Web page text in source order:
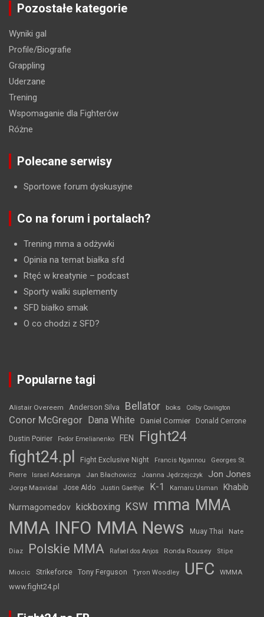
Pozostałe kategorie
Wyniki gal
Profile/Biografie
Grappling
Uderzane
Trening
Wspomaganie dla Fighterów
Różne
Polecane serwisy
Sportowe forum dyskusyjne
Co na forum i portalach?
Trening mma a odżywki
Opinia na temat białka sfd
Rtęć w kreatynie – podcast
Sporty walki suplementy
SFD białko smak
O co chodzi z SFD?
Popularne tagi
Alistair Overeem Anderson Silva Bellator boks Colby Covington
Conor McGregor Dana White Daniel Cormier Donald Cerrone
Dustin Poirier Fedor Emelianenko FEN Fight24
fight24.pl Fight Exclusive Night Francis Ngannou
Georges St.
Pierre
Israel Adesanya Jan Błachowicz Joanna Jędrzejczyk Jon Jones
Jorge Masvidal Jose Aldo Justin Gaethje K-1 Kamaru Usman Khabib
Nurmagomedov kickboxing KSW mma MMA
MMA INFO MMA News Muay Thai Nate
Diaz Polskie MMA Rafael dos Anjos Ronda Rousey Stipe
Miocic Strikeforce Tony Ferguson Tyron Woodley UFC WMMA
www.fight24.pl